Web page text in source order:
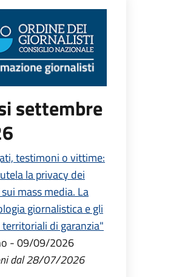
settembre
testimoni o vittime:
la privacy dei
mass media. La
giornalistica e gli
territoriali di garanzia"
- 09/09/2026
dal 28/07/2026